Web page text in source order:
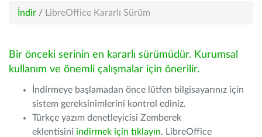
İndir / LibreOffice Kararlı Sürüm
Bir önceki serinin en kararlı sürümüdür. Kurumsal
kullanım ve önemli çalışmalar için önerilir.
İndirmeye başlamadan önce lütfen bilgisayarınız için
sistem gereksinimlerini kontrol ediniz.
Türkçe yazım denetleyicisi Zemberek
eklentisini indirmek için tıklayın. LibreOffice